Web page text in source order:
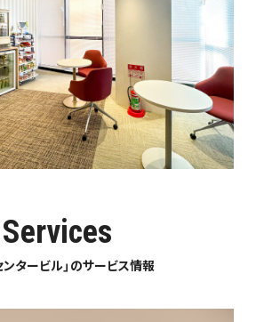
Services
ンタービル」のサービス情報